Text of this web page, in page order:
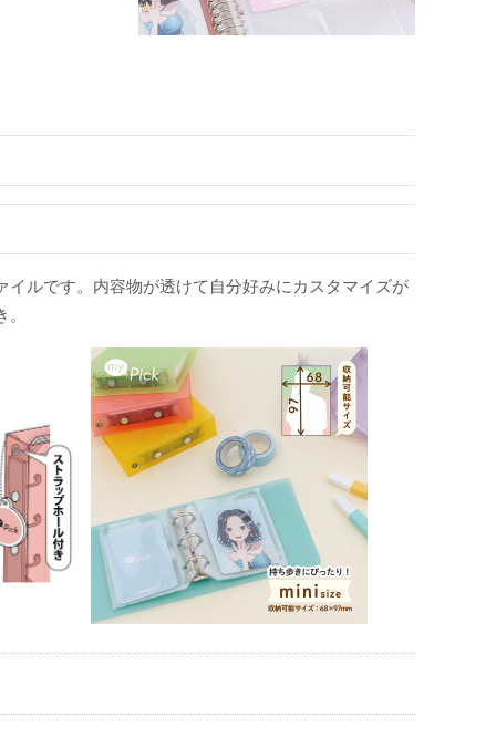
ルです。内容物が透けて自分好みにカスタマイズが